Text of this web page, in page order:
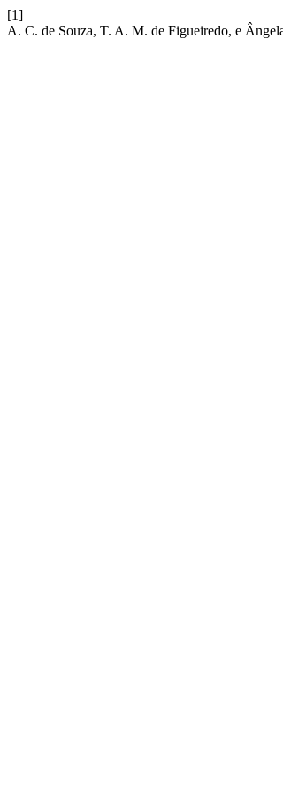
[1]
A. C. de Souza, T. A. M. de Figueiredo, e